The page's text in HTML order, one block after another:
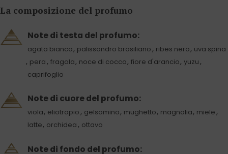
La composizione del profumo
Note di testa del profumo:
agata bianca, palissandro brasiliano , ribes nero, uva spina
, pera , fragola, noce di cocco, fiore d'arancio, yuzu ,
caprifoglio
Note di cuore del profumo:
viola, eliotropio, gelsomino, mughetto, magnolia, miele,
latte, orchidea, ottavo
Note di fondo del profumo: